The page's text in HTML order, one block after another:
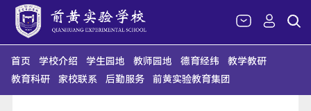
首页 学校介绍 学生园地 教师园地 德育经纬
教学教研
教育科研
家校联系 后勤服务 前黄实验教育集团